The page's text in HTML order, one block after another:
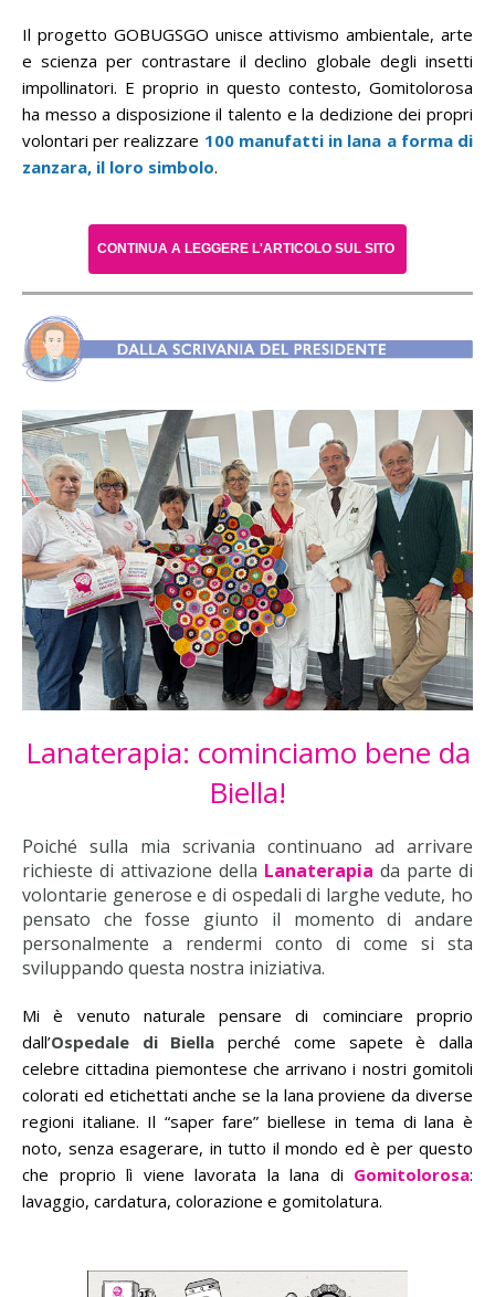
Il progetto GOBUGSGO unisce attivismo ambientale, arte
e scienza per contrastare il declino globale degli insetti
impollinatori. E proprio in questo contesto, Gomitolorosa
ha messo a disposizione il talento e la dedizione dei propri
volontari per realizzare 100 manufatti in lana a forma di
zanzara, il loro simbolo.
CONTINUA A LEGGERE L'ARTICOLO SUL SITO
Lanaterapia: cominciamo bene da
Biella!
Poiché sulla mia scrivania continuano ad arrivare
richieste di attivazione della Lanaterapia da parte di
volontarie generose e di ospedali di larghe vedute, ho
pensato che fosse giunto il momento di andare
personalmente a rendermi conto di come si sta
sviluppando questa nostra iniziativa.
Mi è venuto naturale pensare di cominciare proprio
dall’Ospedale di Biella perché come sapete è dalla
celebre cittadina piemontese che arrivano i nostri gomitoli
colorati ed etichettati anche se la lana proviene da diverse
regioni italiane. Il “saper fare” biellese in tema di lana è
noto, senza esagerare, in tutto il mondo ed è per questo
che proprio lì viene lavorata la lana di Gomitolorosa:
lavaggio, cardatura, colorazione e gomitolatura.